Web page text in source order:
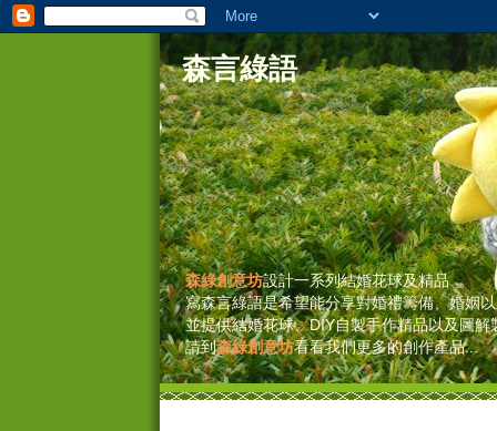
森言綠語
森綠創意坊設計一系列結婚花球及精品
寫森言綠語是希望能分享對婚禮籌備、婚姻
並提供結婚花球、DIY自製手作精品以及圖解
請到森綠創意坊看看我們更多的創作產品...